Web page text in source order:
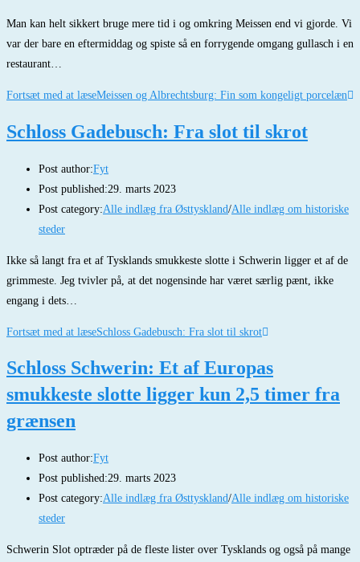
Man kan helt sikkert bruge mere tid i og omkring Meissen end vi gjorde. Vi
var der bare en eftermiddag og spiste så en forrygende omgang gullasch i en
restaurant…
Fortsæt med at læseMeissen og Albrechtsburg: Fin som kongeligt porcelæn
Schloss Gadebusch: Fra slot til skrot
Post author:Fyt
Post published:29. marts 2023
Post category:Alle indlæg fra Østtyskland/Alle indlæg om historiske
steder
Ikke så langt fra et af Tysklands smukkeste slotte i Schwerin ligger et af de
grimmeste. Jeg tvivler på, at det nogensinde har været særlig pænt, ikke
engang i dets…
Fortsæt med at læseSchloss Gadebusch: Fra slot til skrot
Schloss Schwerin: Et af Europas
smukkeste slotte ligger kun 2,5 timer fra
grænsen
Post author:Fyt
Post published:29. marts 2023
Post category:Alle indlæg fra Østtyskland/Alle indlæg om historiske
steder
Schwerin Slot optræder på de fleste lister over Tysklands og også på mange